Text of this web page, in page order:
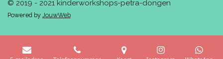
© 2019 - 2021 kinderworkshops-petra-dongen
Powered by JouwWeb